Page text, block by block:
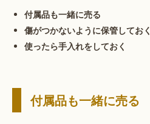
付属品も一緒に売る
傷がつかないように保管しておく
使ったら手入れをしておく
付属品も一緒に売る